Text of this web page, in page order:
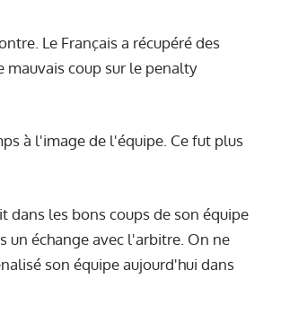
Le Français a récupéré des
mauvais coup sur le penalty
à l'image de l'équipe. Ce fut plus
les bons coups de son équipe
un échange avec l'arbitre. On ne
son équipe aujourd'hui dans